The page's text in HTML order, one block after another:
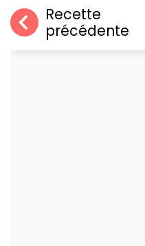
Recette
précédente